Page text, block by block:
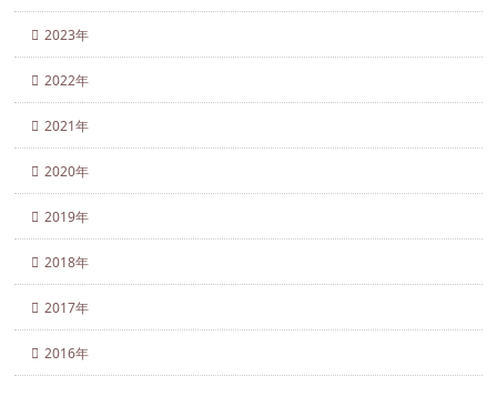
2023年
2022年
2021年
2020年
2019年
2018年
2017年
2016年